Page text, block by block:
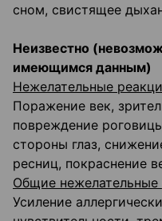
сном, свистящее
Неизвестно
имеющимся данным)
Нежелательные
Поражение век,
повреждение
стороны глаз,
ресниц, покраснение
Общие нежелательные
Усиление